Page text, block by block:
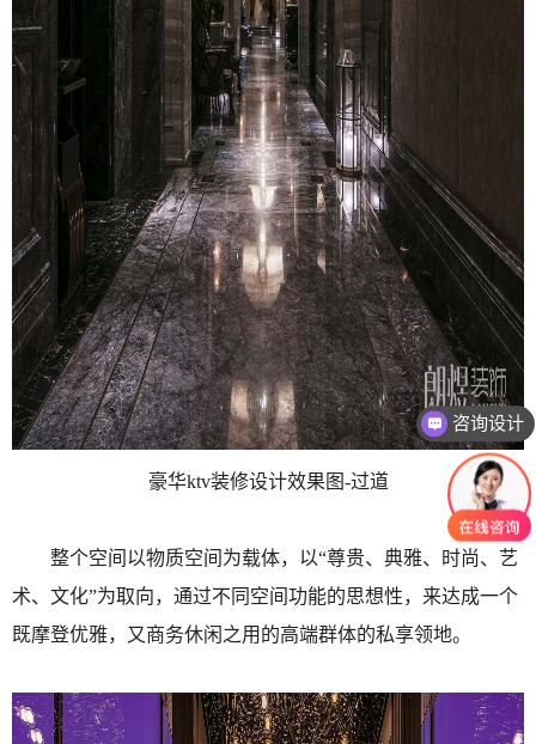
豪华ktv装修设计效果图-过道
整个空间以物质空间为载体，以“尊贵、典雅、时尚、艺
术、文化”为取向，通过不同空间功能的思想性，来达成一个
既摩登优雅，又商务休闲之用的高端群体的私享领地。
咨询设计
咨询报价